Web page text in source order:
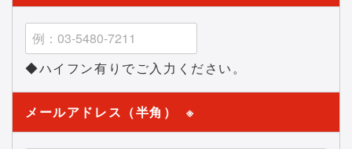
◆ハイフン有りでご入力ください。
メールアドレス（半角） ※